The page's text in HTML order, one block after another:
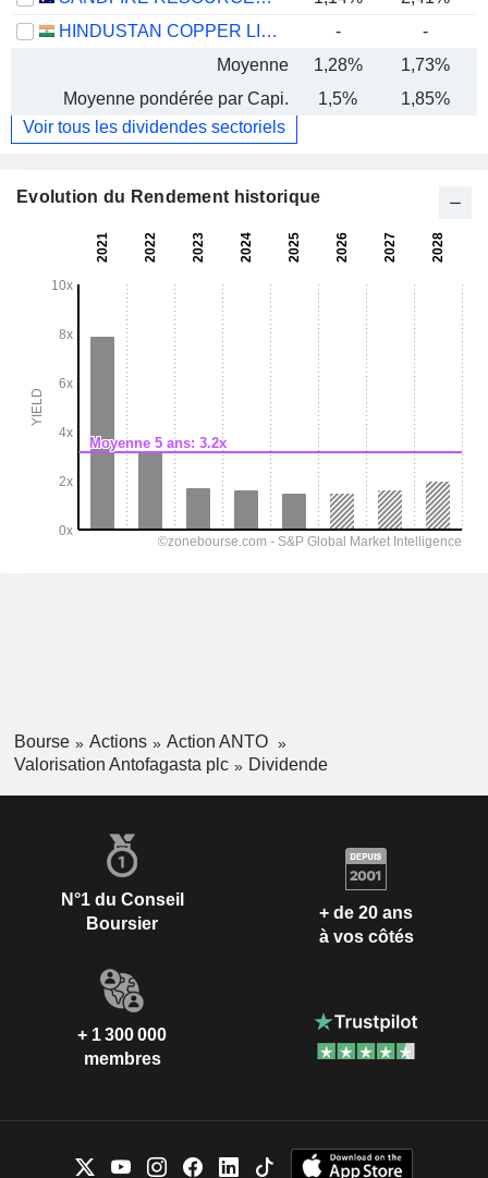
HINDUSTAN COPPER LIMITED
-
-
Moyenne
1,28% 1,73%
Moyenne pondérée par Capi.
1,5% 1,85%
Voir tous les dividendes sectoriels
Evolution du Rendement historique
Bourse Actions
Action ANTO
Valorisation Antofagasta plc
Dividende
N°1 du Conseil
Boursier
+ de 20 ans
à vos côtés
+ 1 300 000
membres